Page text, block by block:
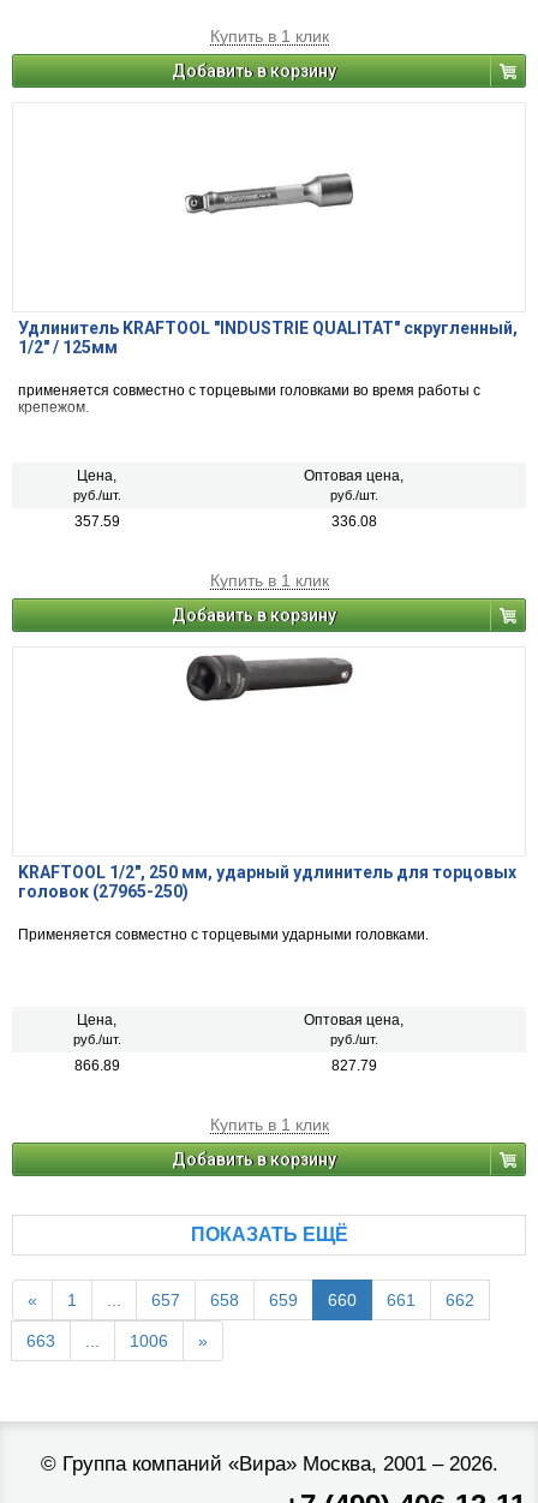
Купить в 1 клик
Добавить в корзину
Удлинитель KRAFTOOL "INDUSTRIE QUALITAT" скругленный,
1/2" / 125мм
применяется совместно с торцевыми головками во время работы с
крепежом.
Цена,
руб./шт.
Оптовая цена,
руб./шт.
357.59 336.08
Купить в 1 клик
Добавить в корзину
KRAFTOOL 1/2″, 250 мм, ударный удлинитель для торцовых
головок (27965-250)
Применяется совместно с торцевыми ударными головками.
Цена,
руб./шт.
Оптовая цена,
руб./шт.
866.89 827.79
Купить в 1 клик
Добавить в корзину
ПОКАЗАТЬ ЕЩЁ
« 1 ... 657 658 659 660 661 662
663 ... 1006 »
© Группа компаний «Вира»Москва, 2001 – 2026.